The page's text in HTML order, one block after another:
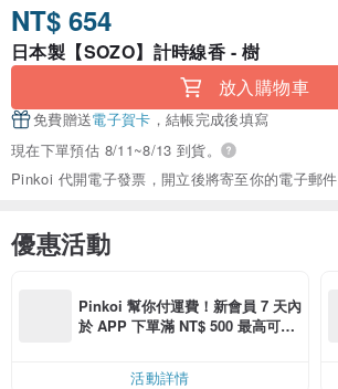
NT$ 654
日本製【SOZO】計時線香 - 樹
放入購物車
免費贈送電子賀卡 ，結帳完成後填寫
現在下單預估 8/11~8/13 到貨。
Pinkoi 代開電子發票，開立後將寄至你的電子郵件
優惠活動
Pinkoi 幫你付運費！新會員 7 天內
於 APP 下單滿 NT$ 500 最高可折
活動詳情